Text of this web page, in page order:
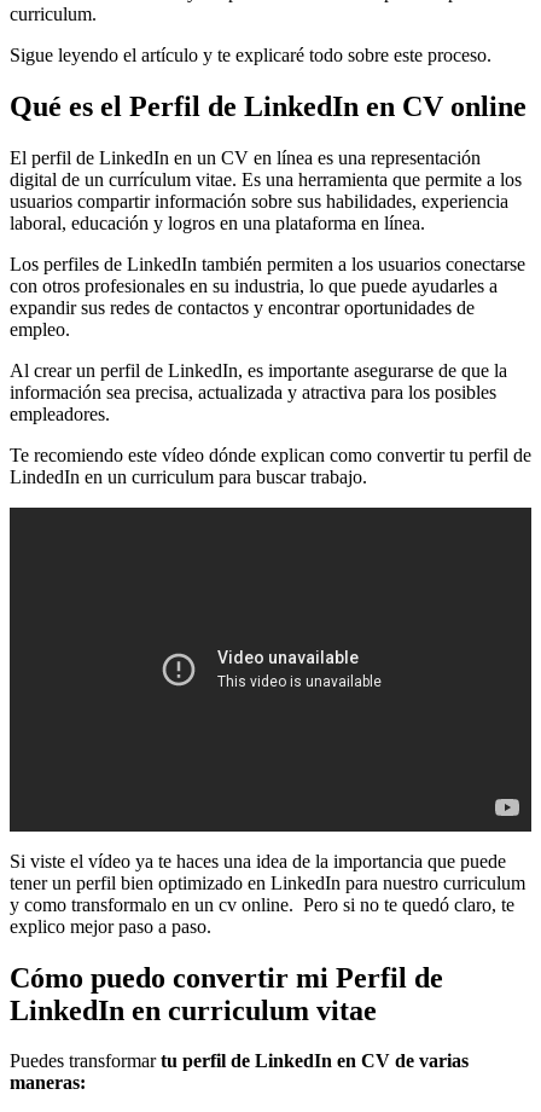
curriculum.
Sigue leyendo el artículo y te explicaré todo sobre este proceso.
Qué es el Perfil de LinkedIn en CV online
El perfil de LinkedIn en un CV en línea es una representación
digital de un currículum vitae. Es una herramienta que permite a los
usuarios compartir información sobre sus habilidades, experiencia
laboral, educación y logros en una plataforma en línea.
Los perfiles de LinkedIn también permiten a los usuarios conectarse
con otros profesionales en su industria, lo que puede ayudarles a
expandir sus redes de contactos y encontrar oportunidades de
empleo.
Al crear un perfil de LinkedIn, es importante asegurarse de que la
información sea precisa, actualizada y atractiva para los posibles
empleadores.
Te recomiendo este vídeo dónde explican como convertir tu perfil de
LindedIn en un curriculum para buscar trabajo.
Si viste el vídeo ya te haces una idea de la importancia que puede
tener un perfil bien optimizado en LinkedIn para nuestro curriculum
y como transformalo en un cv online. Pero si no te quedó claro, te
explico mejor paso a paso.
Cómo puedo convertir mi Perfil de
LinkedIn en curriculum vitae
Puedes transformartu perfil de LinkedIn en CV de varias
maneras: